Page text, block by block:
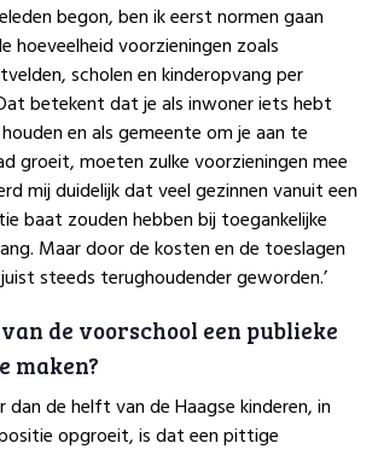
begon, ben ik eerst normen gaan
hoeveelheid voorzieningen zoals
scholen en kinderopvang per
betekent dat je als inwoner iets hebt
en als gemeente om je aan te
groeit, moeten zulke voorzieningen mee
mij duidelijk dat veel gezinnen vanuit een
baat zouden hebben bij toegankelijke
Maar door de kosten en de toeslagen
steeds terughoudender geworden.’
de voorschool een publieke
maken?
dan de helft van de Haagse kinderen, in
opgroeit, is dat een pittige